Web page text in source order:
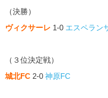
（決勝）
ヴィクサーレ 1-0 エスペラン
（３位決定戦）
城北FC 2-0 神原FC